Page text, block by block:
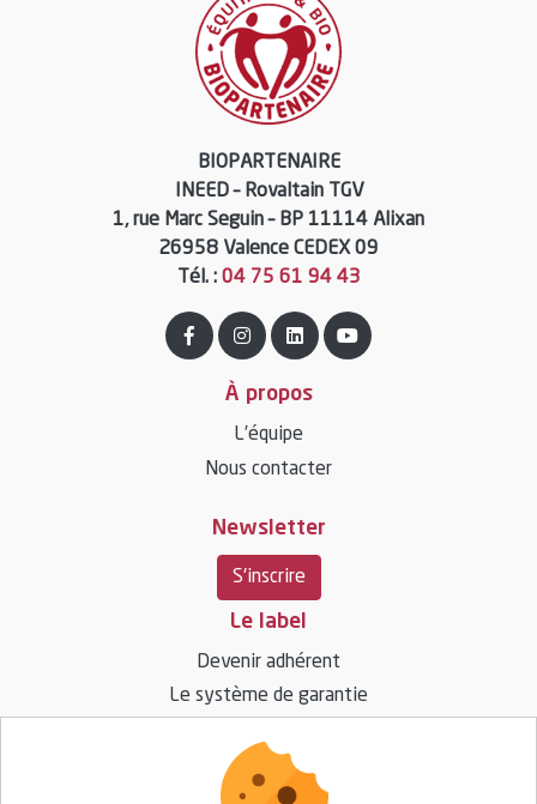
BIOPARTENAIRE
INEED – Rovaltain TGV
1, rue Marc Seguin – BP 11114 Alixan
26958 Valence CEDEX 09
Tél. : 04 75 61 94 43
À propos
L’équipe
Nous contacter
Newsletter
S'inscrire
Le label
Devenir adhérent
Le système de garantie